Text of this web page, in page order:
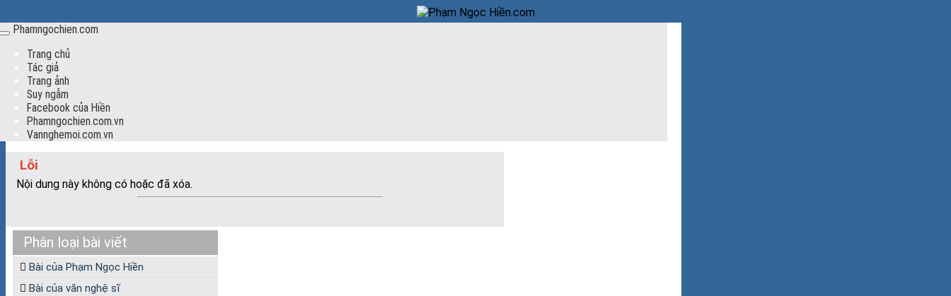
Menu
Phamngochien.com
Trang chủ
Tác giả
Trang ảnh
Suy ngẫm
Facebook của Hiền
Phamngochien.com.vn
Vannghemoi.com.vn
Lỗi
Nội dung này không có hoặc đã xóa.
Phân loại bài viết
Bài của Phạm Ngọc Hiền
Bài của văn nghệ sĩ